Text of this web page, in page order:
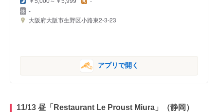
-
大阪府大阪市生野区小路東2-3-23
アプリで開く
11/13 昼「Restaurant Le Proust Miura」（静岡）